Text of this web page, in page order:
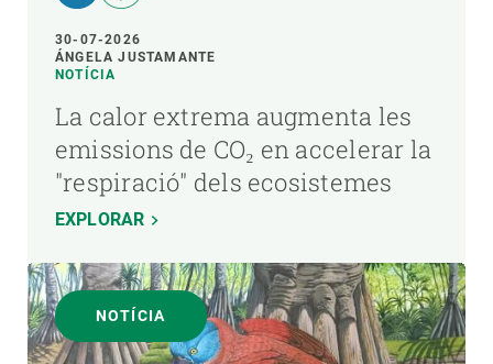
30-07-2026
ÁNGELA JUSTAMANTE
NOTÍCIA
La calor extrema augmenta les
emissions de CO₂ en accelerar la
"respiració" dels ecosistemes
EXPLORAR
NOTÍCIA